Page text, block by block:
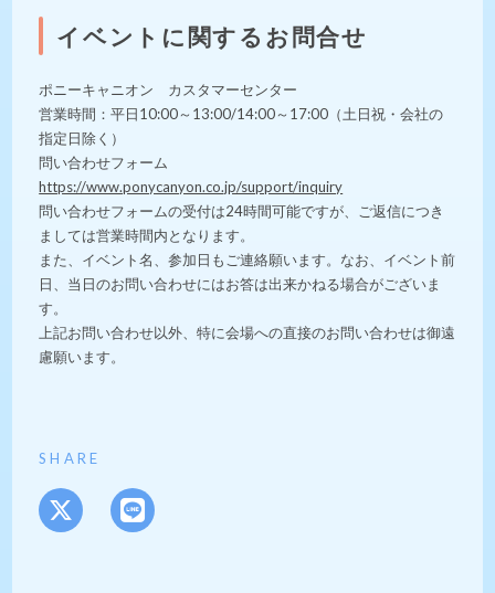
イベントに関するお問合せ
ポニーキャニオン カスタマーセンター
営業時間：平日10:00～13:00/14:00～17:00（土日祝・会社の
指定日除く）
問い合わせフォーム
https://www.ponycanyon.co.jp/support/inquiry
問い合わせフォームの受付は24時間可能ですが、ご返信につき
ましては営業時間内となります。
また、イベント名、参加日もご連絡願います。なお、イベント前
日、当日のお問い合わせにはお答は出来かねる場合がございま
す。
上記お問い合わせ以外、特に会場への直接のお問い合わせは御遠
慮願います。
SHARE